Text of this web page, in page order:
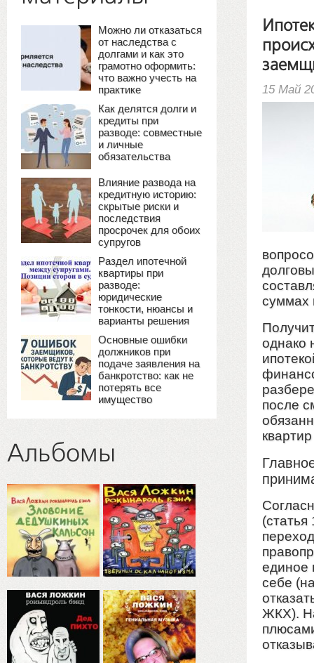
Можно ли отказаться
от наследства с
долгами и как это
грамотно оформить:
что важно учесть на
практике
Как делятся долги и
кредиты при
разводе: совместные
и личные
обязательства
Влияние развода на
кредитную историю:
скрытые риски и
последствия
просрочек для обоих
супругов
Раздел ипотечной
квартиры при
разводе:
юридические
тонкости, нюансы и
варианты решения
Основные ошибки
должников при
подаче заявления на
банкротство: как не
потерять все
имущество
Альбомы
15 Май
суммах
однако
после
единое
себе
ЖКХ).